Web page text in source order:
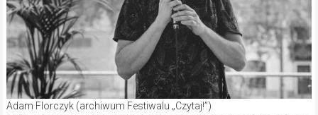
Adam Florczyk (archiwum Festiwalu „Czytaj!”)